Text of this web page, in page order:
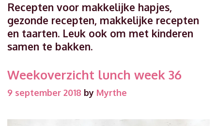
Recepten voor makkelijke hapjes,
gezonde recepten, makkelijke recepten
en taarten. Leuk ook om met kinderen
samen te bakken.
Weekoverzicht lunch week 36
9 september 2018 by Myrthe